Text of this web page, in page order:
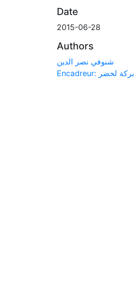
Date
2015-06-28
Authors
شنوفي نصر الدين
Encadreur: بركة لخضر